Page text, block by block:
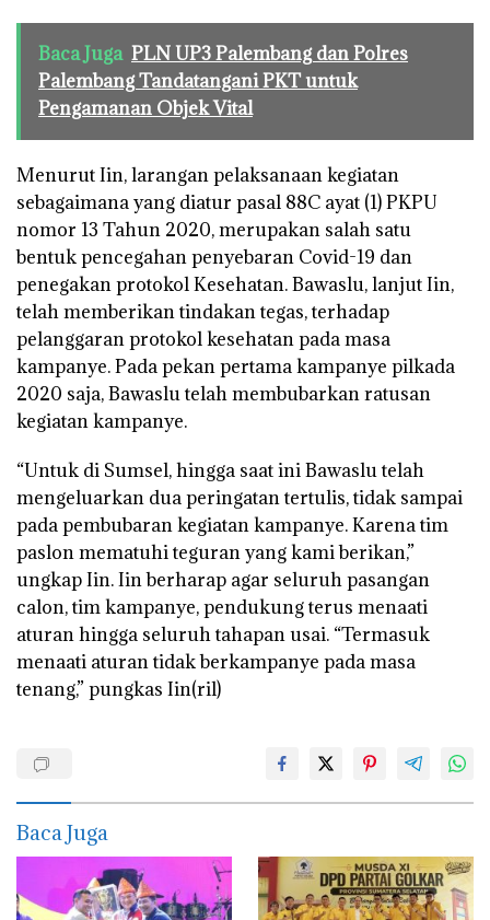
Baca Juga PLN UP3 Palembang dan Polres
Palembang Tandatangani PKT untuk
Pengamanan Objek Vital
Menurut Iin, larangan pelaksanaan kegiatan
sebagaimana yang diatur pasal 88C ayat (1) PKPU
nomor 13 Tahun 2020, merupakan salah satu
bentuk pencegahan penyebaran Covid-19 dan
penegakan protokol Kesehatan. Bawaslu, lanjut Iin,
telah memberikan tindakan tegas, terhadap
pelanggaran protokol kesehatan pada masa
kampanye. Pada pekan pertama kampanye pilkada
2020 saja, Bawaslu telah membubarkan ratusan
kegiatan kampanye.
“Untuk di Sumsel, hingga saat ini Bawaslu telah
mengeluarkan dua peringatan tertulis, tidak sampai
pada pembubaran kegiatan kampanye. Karena tim
paslon mematuhi teguran yang kami berikan,”
ungkap Iin. Iin berharap agar seluruh pasangan
calon, tim kampanye, pendukung terus menaati
aturan hingga seluruh tahapan usai. “Termasuk
menaati aturan tidak berkampanye pada masa
tenang,” pungkas Iin(ril)
Baca Juga